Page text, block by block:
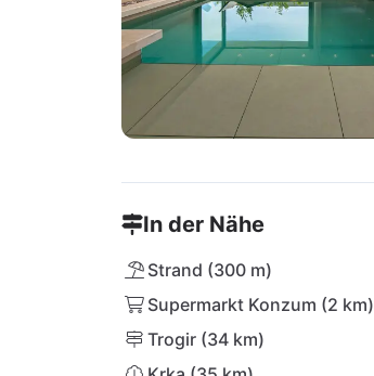
In der Nähe
Strand (300 m)
Supermarkt Konzum (2 km)
Trogir (34 km)